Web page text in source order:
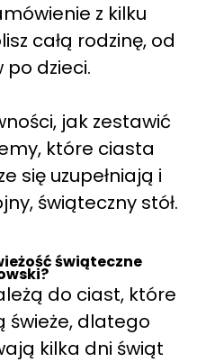
z kilku
całą rodzinę, od
po dzieci.
jak zestawić
które ciasta
się uzupełniają i
świąteczny stół.
świąteczne
do ciast, które
świeże, dlatego
kilka dni świąt